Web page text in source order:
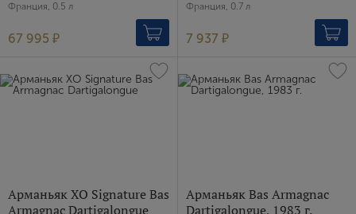
Франция, 0.5 л
67 995 ₽
Франция, 0.7 л
7 937 ₽
Арманьяк XO Signature Bas
Armagnac Dartigalongue
Арманьяк Bas Armagnac
Dartigalongue, 1983 г.